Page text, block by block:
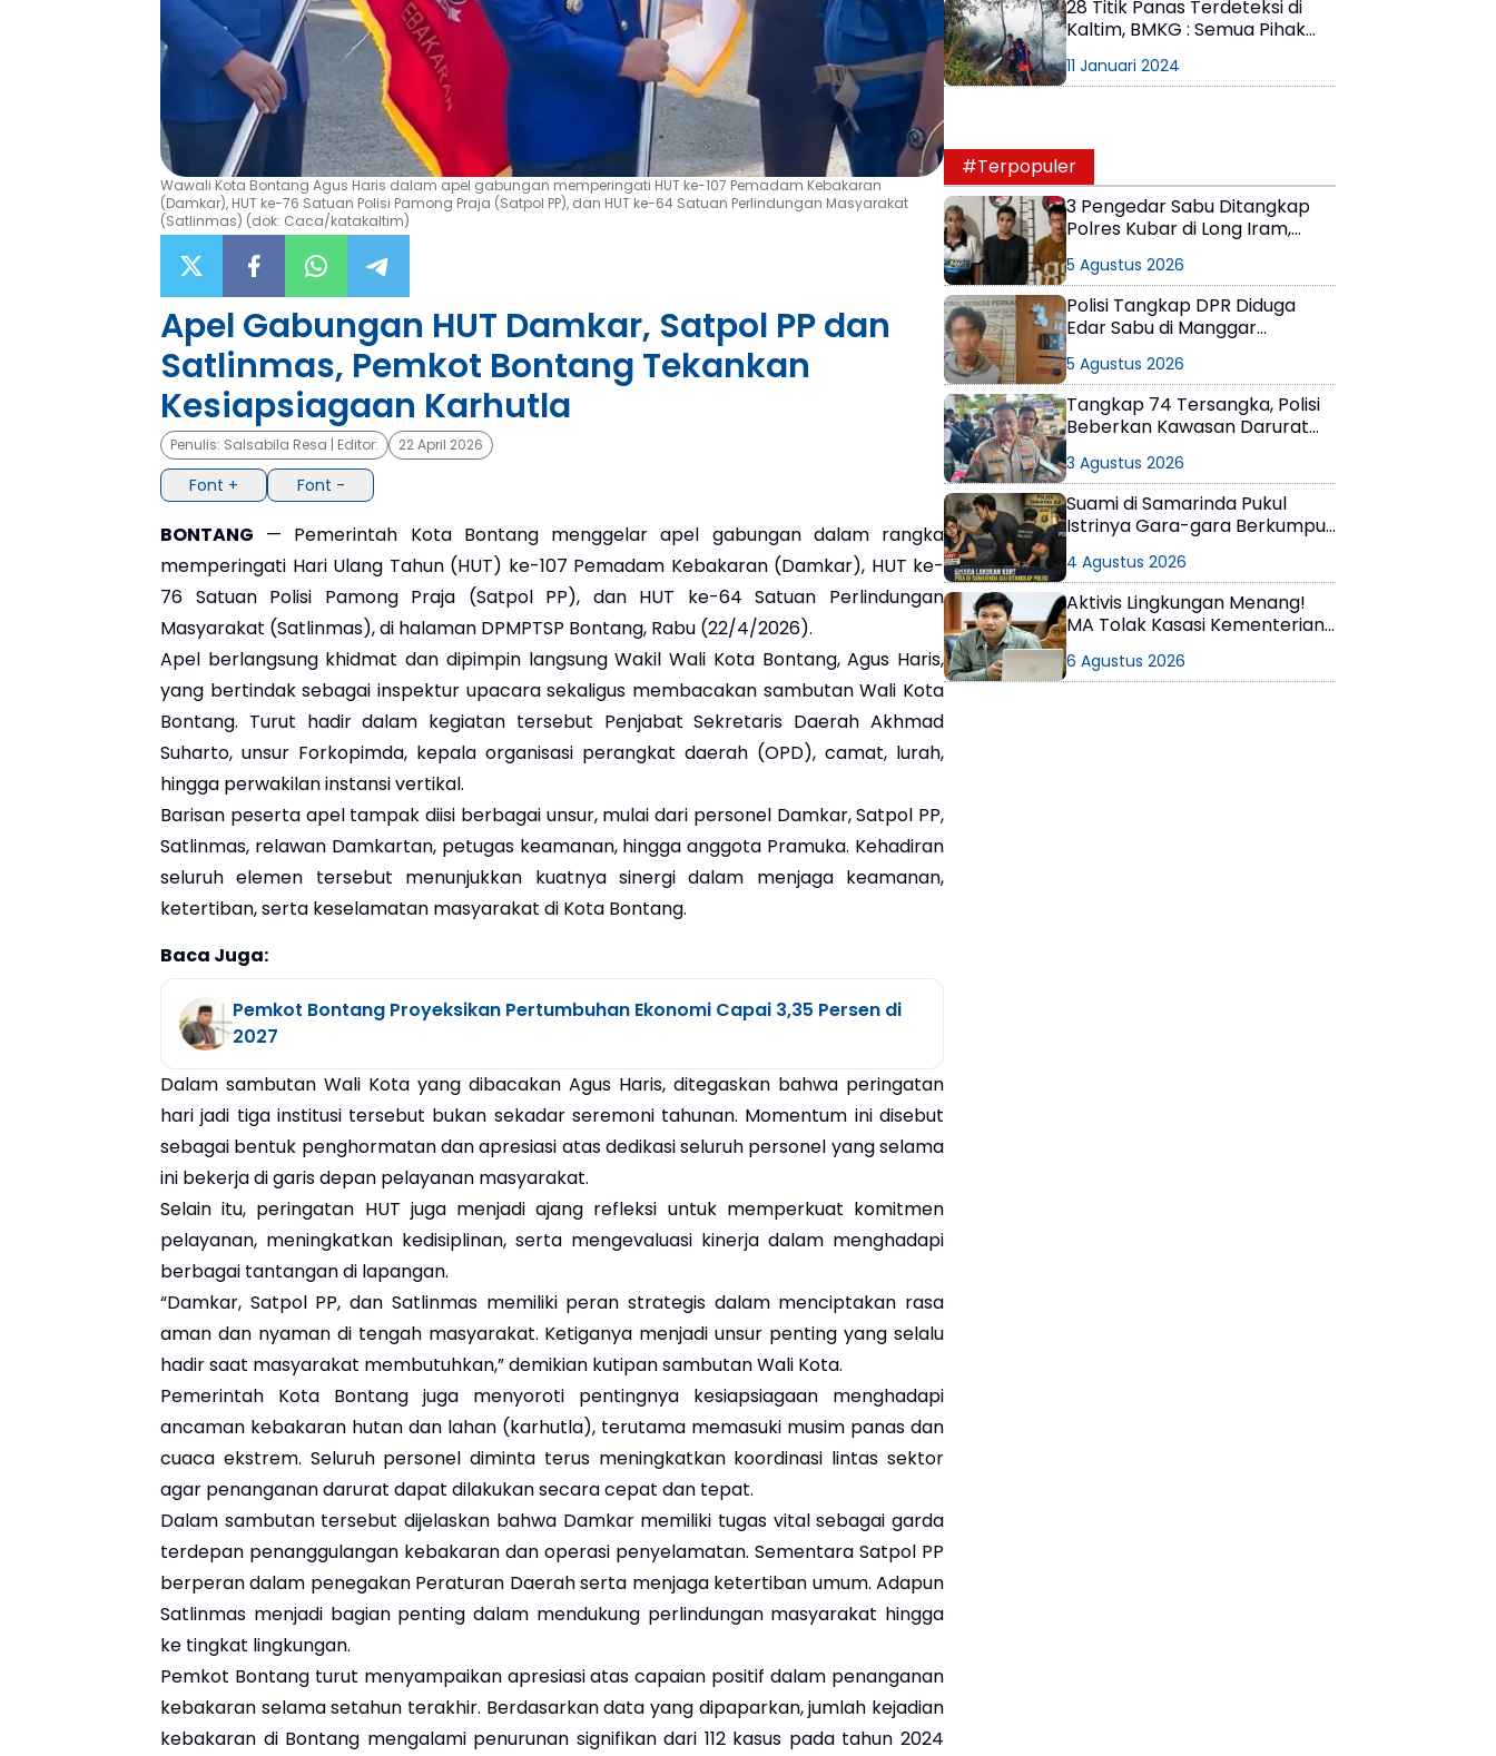
Wawali Kota Bontang Agus Haris dalam apel gabungan memperingati HUT ke-107 Pemadam Kebakaran
(Damkar), HUT ke-76 Satuan Polisi Pamong Praja (Satpol PP), dan HUT ke-64 Satuan Perlindungan Masyarakat
(Satlinmas) (dok: Caca/katakaltim)
Apel Gabungan HUT Damkar, Satpol PP dan
Satlinmas, Pemkot Bontang Tekankan
Kesiapsiagaan Karhutla
Penulis: Salsabila Resa | Editor: 22 April 2026
Font + Font -
BONTANG — Pemerintah Kota Bontang menggelar apel gabungan dalam rangka
memperingati Hari Ulang Tahun (HUT) ke-107 Pemadam Kebakaran (Damkar), HUT ke-
76 Satuan Polisi Pamong Praja (Satpol PP), dan HUT ke-64 Satuan Perlindungan
Masyarakat (Satlinmas), di halaman DPMPTSP Bontang, Rabu (22/4/2026).
Apel berlangsung khidmat dan dipimpin langsung Wakil Wali Kota Bontang, Agus Haris,
yang bertindak sebagai inspektur upacara sekaligus membacakan sambutan Wali Kota
Bontang. Turut hadir dalam kegiatan tersebut Penjabat Sekretaris Daerah Akhmad
Suharto, unsur Forkopimda, kepala organisasi perangkat daerah (OPD), camat, lurah,
hingga perwakilan instansi vertikal.
Barisan peserta apel tampak diisi berbagai unsur, mulai dari personel Damkar, Satpol PP,
Satlinmas, relawan Damkartan, petugas keamanan, hingga anggota Pramuka. Kehadiran
seluruh elemen tersebut menunjukkan kuatnya sinergi dalam menjaga keamanan,
ketertiban, serta keselamatan masyarakat di Kota Bontang.
Baca Juga:
Pemkot Bontang Proyeksikan Pertumbuhan Ekonomi Capai 3,35 Persen di
2027
Dalam sambutan Wali Kota yang dibacakan Agus Haris, ditegaskan bahwa peringatan
hari jadi tiga institusi tersebut bukan sekadar seremoni tahunan. Momentum ini disebut
sebagai bentuk penghormatan dan apresiasi atas dedikasi seluruh personel yang selama
ini bekerja di garis depan pelayanan masyarakat.
Selain itu, peringatan HUT juga menjadi ajang refleksi untuk memperkuat komitmen
pelayanan, meningkatkan kedisiplinan, serta mengevaluasi kinerja dalam menghadapi
berbagai tantangan di lapangan.
“Damkar, Satpol PP, dan Satlinmas memiliki peran strategis dalam menciptakan rasa
aman dan nyaman di tengah masyarakat. Ketiganya menjadi unsur penting yang selalu
hadir saat masyarakat membutuhkan,” demikian kutipan sambutan Wali Kota.
Pemerintah Kota Bontang juga menyoroti pentingnya kesiapsiagaan menghadapi
ancaman kebakaran hutan dan lahan (karhutla), terutama memasuki musim panas dan
cuaca ekstrem. Seluruh personel diminta terus meningkatkan koordinasi lintas sektor
agar penanganan darurat dapat dilakukan secara cepat dan tepat.
Dalam sambutan tersebut dijelaskan bahwa Damkar memiliki tugas vital sebagai garda
terdepan penanggulangan kebakaran dan operasi penyelamatan. Sementara Satpol PP
berperan dalam penegakan Peraturan Daerah serta menjaga ketertiban umum. Adapun
Satlinmas menjadi bagian penting dalam mendukung perlindungan masyarakat hingga
ke tingkat lingkungan.
Pemkot Bontang turut menyampaikan apresiasi atas capaian positif dalam penanganan
kebakaran selama setahun terakhir. Berdasarkan data yang dipaparkan, jumlah kejadian
kebakaran di Bontang mengalami penurunan signifikan dari 112 kasus pada tahun 2024
28 Titik Panas Terdeteksi di
Kaltim, BMKG : Semua Pihak
11 Januari 2024
#Terpopuler
3 Pengedar Sabu Ditangkap
Polres Kubar di Long Iram,
5 Agustus 2026
Polisi Tangkap DPR Diduga
Edar Sabu di Manggar
5 Agustus 2026
Tangkap 74 Tersangka, Polisi
Beberkan Kawasan Darurat
3 Agustus 2026
Suami di Samarinda Pukul
Istrinya Gara-gara Berkumpul
4 Agustus 2026
Aktivis Lingkungan Menang!
MA Tolak Kasasi Kementerian
KPC Dinyatakan Informasi
6 Agustus 2026